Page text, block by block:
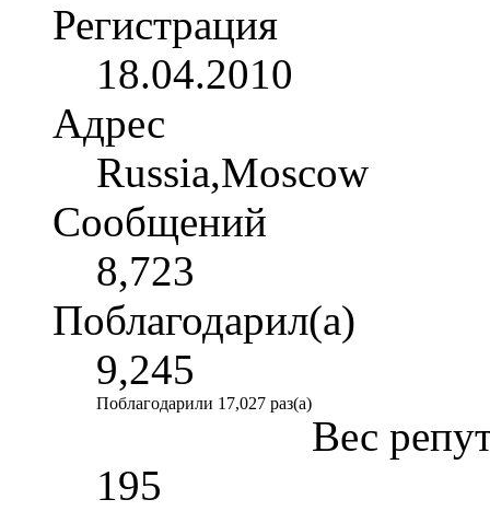
Регистрация
18.04.2010
Адрес
Russia,Moscow
Сообщений
8,723
Поблагодарил(а)
9,245
Поблагодарили 17,027 раз(а)
Вес
195